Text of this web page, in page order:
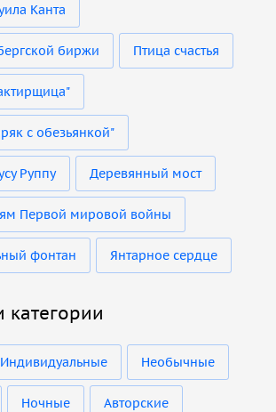
Канта
биржи Птица счастья
с обезьянкой"
Руппу Деревянный мост
Первой мировой войны
фонтан Янтарное сердце
категории
Индивидуальные Необычные
Ночные Авторские